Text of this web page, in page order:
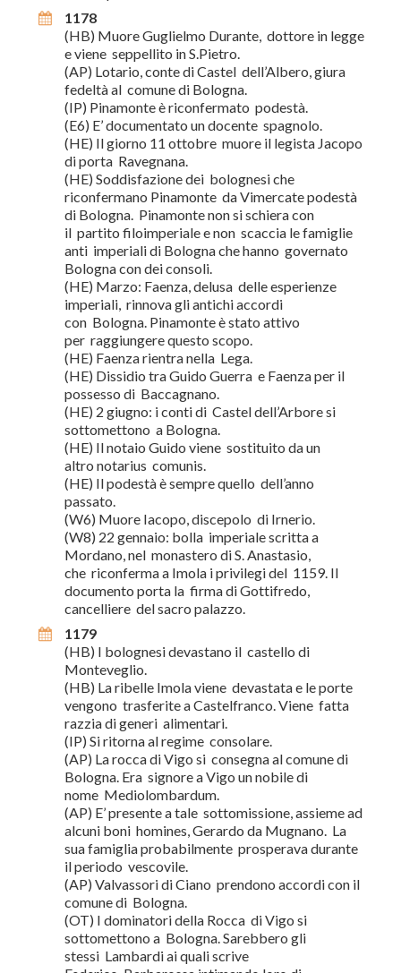
1178
(HB) Muore Guglielmo Durante, dottore in legge
e viene seppellito in S.Pietro.
(AP) Lotario, conte di Castel dell’Albero, giura
fedeltà al comune di Bologna.
(IP) Pinamonte è riconfermato podestà.
(E6) E’ documentato un docente spagnolo.
(HE) Il giorno 11 ottobre muore il legista Jacopo
di porta Ravegnana.
(HE) Soddisfazione dei bolognesi che
riconfermano Pinamonte da Vimercate podestà
di Bologna. Pinamonte non si schiera con
il partito filoimperiale e non scaccia le famiglie
anti imperiali di Bologna che hanno governato
Bologna con dei consoli.
(HE) Marzo: Faenza, delusa delle esperienze
imperiali, rinnova gli antichi accordi
con Bologna. Pinamonte è stato attivo
per raggiungere questo scopo.
(HE) Faenza rientra nella Lega.
(HE) Dissidio tra Guido Guerra e Faenza per il
possesso di Baccagnano.
(HE) 2 giugno: i conti di Castel dell’Arbore si
sottomettono a Bologna.
(HE) Il notaio Guido viene sostituito da un
altro notarius comunis.
(HE) Il podestà è sempre quello dell’anno
passato.
(W6) Muore Iacopo, discepolo di Irnerio.
(W8) 22 gennaio: bolla imperiale scritta a
Mordano, nel monastero di S. Anastasio,
che riconferma a Imola i privilegi del 1159. Il
documento porta la firma di Gottifredo,
cancelliere del sacro palazzo.
1179
(HB) I bolognesi devastano il castello di
Monteveglio.
(HB) La ribelle Imola viene devastata e le porte
vengono trasferite a Castelfranco. Viene fatta
razzia di generi alimentari.
(IP) Si ritorna al regime consolare.
(AP) La rocca di Vigo si consegna al comune di
Bologna. Era signore a Vigo un nobile di
nome Mediolombardum.
(AP) E’ presente a tale sottomissione, assieme ad
alcuni boni homines, Gerardo da Mugnano. La
sua famiglia probabilmente prosperava durante
il periodo vescovile.
(AP) Valvassori di Ciano prendono accordi con il
comune di Bologna.
(OT) I dominatori della Rocca di Vigo si
sottomettono a Bologna. Sarebbero gli
stessi Lambardi ai quali scrive